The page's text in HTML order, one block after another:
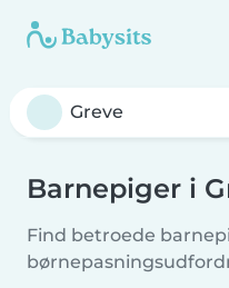
Barnepiger i
Find betroede